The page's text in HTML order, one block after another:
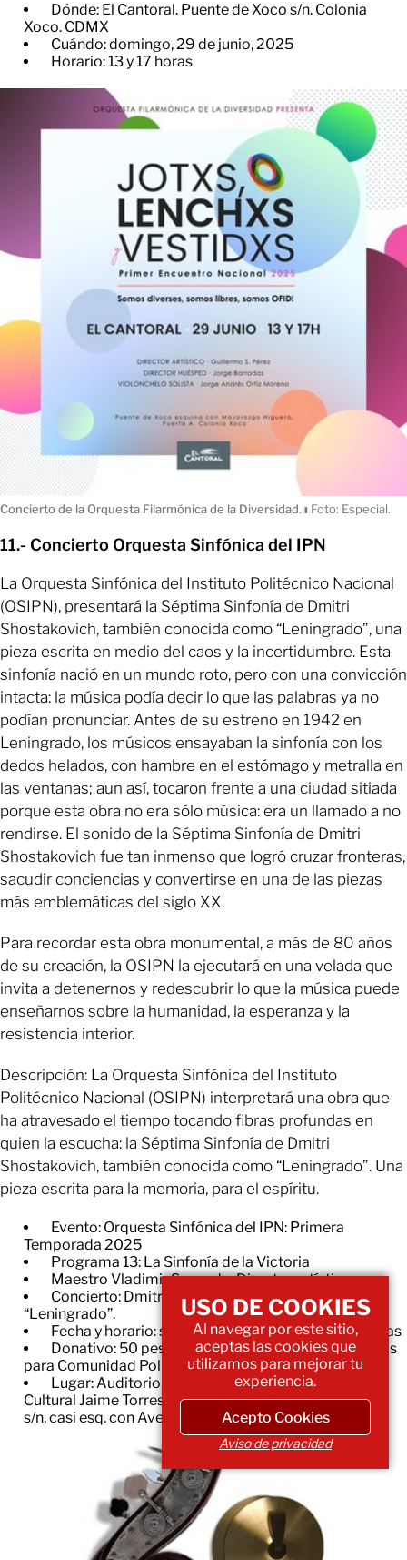
Dónde: El Cantoral. Puente de Xoco s/n. Colonia
Xoco. CDMX
Cuándo: domingo, 29 de junio, 2025
Horario: 13 y 17 horas
Concierto de la Orquesta Filarmónica de la Diversidad.ı Foto: Especial.
11.- Concierto Orquesta Sinfónica del IPN
La Orquesta Sinfónica del Instituto Politécnico Nacional
(OSIPN), presentará la Séptima Sinfonía de Dmitri
Shostakovich, también conocida como “Leningrado”, una
pieza escrita en medio del caos y la incertidumbre. Esta
sinfonía nació en un mundo roto, pero con una convicción
intacta: la música podía decir lo que las palabras ya no
podían pronunciar. Antes de su estreno en 1942 en
Leningrado, los músicos ensayaban la sinfonía con los
dedos helados, con hambre en el estómago y metralla en
las ventanas; aun así, tocaron frente a una ciudad sitiada
porque esta obra no era sólo música: era un llamado a no
rendirse. El sonido de la Séptima Sinfonía de Dmitri
Shostakovich fue tan inmenso que logró cruzar fronteras,
sacudir conciencias y convertirse en una de las piezas
más emblemáticas del siglo XX.
Para recordar esta obra monumental, a más de 80 años
de su creación, la OSIPN la ejecutará en una velada que
invita a detenernos y redescubrir lo que la música puede
enseñarnos sobre la humanidad, la esperanza y la
resistencia interior.
Descripción: La Orquesta Sinfónica del Instituto
Politécnico Nacional (OSIPN) interpretará una obra que
ha atravesado el tiempo tocando fibras profundas en
quien la escucha: la Séptima Sinfonía de Dmitri
Shostakovich, también conocida como “Leningrado”. Una
pieza escrita para la memoria, para el espíritu.
Evento: Orquesta Sinfónica del IPN: Primera
Temporada 2025
Programa 13: La Sinfonía de la Victoria
Maestro Vladimir Sagaydo. Director artístico
Concierto: Dmitri Shostakovich. Sinfonía No 7
“Leningrado”.
Fecha y horario: sábado 28 de junio a las 13:00 horas
Donativo: 50 pesos para Público General / 25 pesos
para Comunidad Politécnica, maestros e INAPAM
Lugar: Auditorio, Ing. Alejo Peralta del Centro
Cultural Jaime Torres Bodet, Avenida Wilfrido Massieu
s/n, casi esq. con Avenida IPN Zacatenco.
USO DE COOKIES
Al navegar por este sitio,
aceptas las cookies que
utilizamos para mejorar tu
experiencia.
Acepto Cookies
Aviso de privacidad